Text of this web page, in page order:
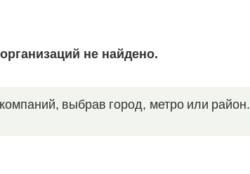
не найдено.
выбрав город, метро или район.